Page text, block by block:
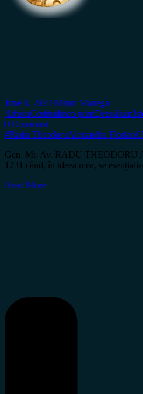
June 8, 2023 Miron Manega
ArhivaCertitudinea printDezvăluiri
0 Comment
#Radu TheodoruAlexandru Florian
Gen. Mr. Av. RADU THEODORU
1231 când, în ideea mea, se
Read More